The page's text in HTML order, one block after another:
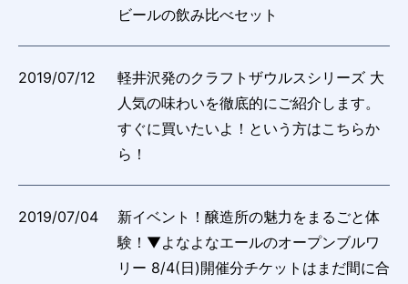
ビールの飲み比べセット
2019/07/12
軽井沢発のクラフトザウルスシリーズ 大
人気の味わいを徹底的にご紹介します。
すぐに買いたいよ！という方はこちらか
ら！
2019/07/04
新イベント！醸造所の魅力をまるごと体
験！▼よなよなエールのオープンブルワ
リー 8/4(日)開催分チケットはまだ間に合